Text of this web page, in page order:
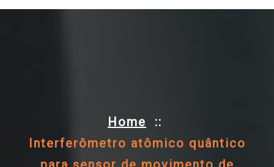
Home ::
Interferômetro atômico quântico